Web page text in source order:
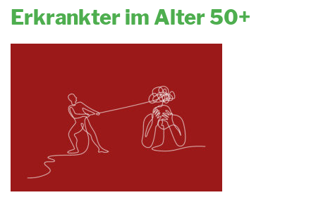
Erkrankter im Alter 50+